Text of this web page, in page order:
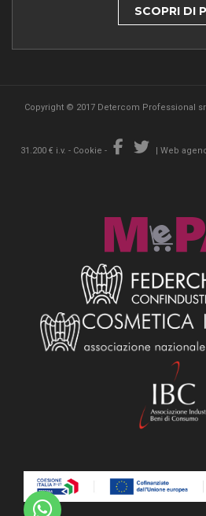
SCOPRI DI
Copyright © 2017 Detercom Professional srl
31.200 € i.v. - Cookie - | Web